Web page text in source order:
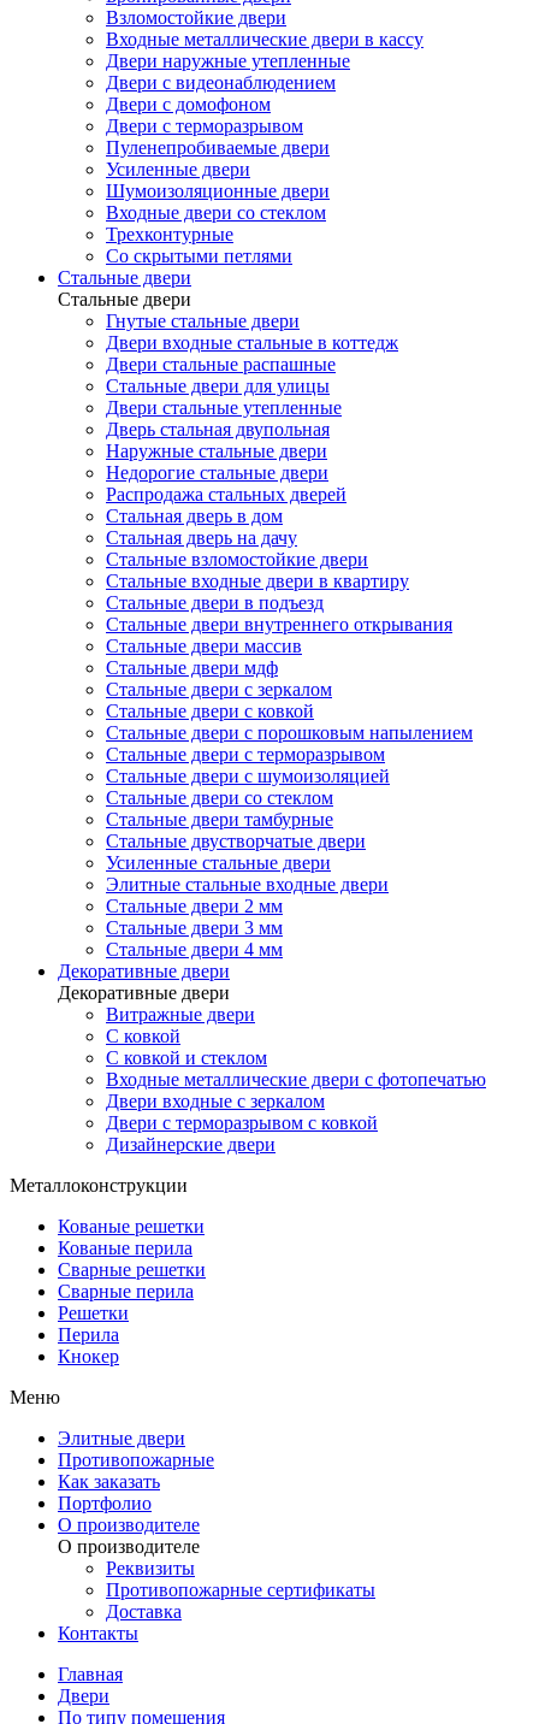
Взломостойкие двери
Входные металлические двери в кассу
Двери наружные утепленные
Двери с видеонаблюдением
Двери с домофоном
Двери с терморазрывом
Пуленепробиваемые двери
Усиленные двери
Шумоизоляционные двери
Входные двери со стеклом
Трехконтурные
Со скрытыми петлями
Стальные двери
Стальные двери
Гнутые стальные двери
Двери входные стальные в коттедж
Двери стальные распашные
Стальные двери для улицы
Двери стальные утепленные
Дверь стальная двупольная
Наружные стальные двери
Недорогие стальные двери
Распродажа стальных дверей
Стальная дверь в дом
Стальная дверь на дачу
Стальные взломостойкие двери
Стальные входные двери в квартиру
Стальные двери в подъезд
Стальные двери внутреннего открывания
Стальные двери массив
Стальные двери мдф
Стальные двери с зеркалом
Стальные двери с ковкой
Стальные двери с порошковым напылением
Стальные двери с терморазрывом
Стальные двери с шумоизоляцией
Стальные двери со стеклом
Стальные двери тамбурные
Стальные двустворчатые двери
Усиленные стальные двери
Элитные стальные входные двери
Стальные двери 2 мм
Стальные двери 3 мм
Стальные двери 4 мм
Декоративные двери
Декоративные двери
Витражные двери
С ковкой
С ковкой и стеклом
Входные металлические двери с фотопечатью
Двери входные с зеркалом
Двери с терморазрывом с ковкой
Дизайнерские двери
Металлоконструкции
Кованые решетки
Кованые перила
Сварные решетки
Сварные перила
Решетки
Перила
Кнокер
Меню
Элитные двери
Противопожарные
Как заказать
Портфолио
О производителе
О производителе
Реквизиты
Противопожарные сертификаты
Доставка
Контакты
Главная
Двери
По типу помещения